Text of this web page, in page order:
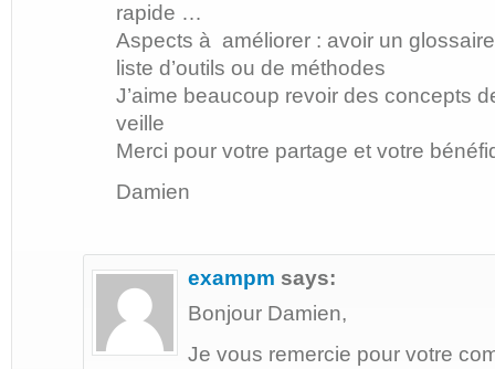
rapide …
Aspects à améliorer : avoir un
liste d’outils ou de méthodes
J’aime beaucoup revoir des concepts
veille
Merci pour votre partage et votre
Damien
exampm says:
Bonjour Damien,
Je vous remercie pour votre